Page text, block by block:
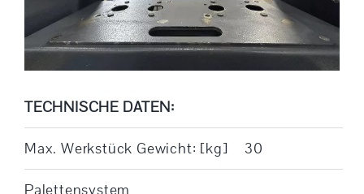
TECHNISCHE DATEN:
Max. Werkstück Gewicht: [kg] 30
Palettensystem